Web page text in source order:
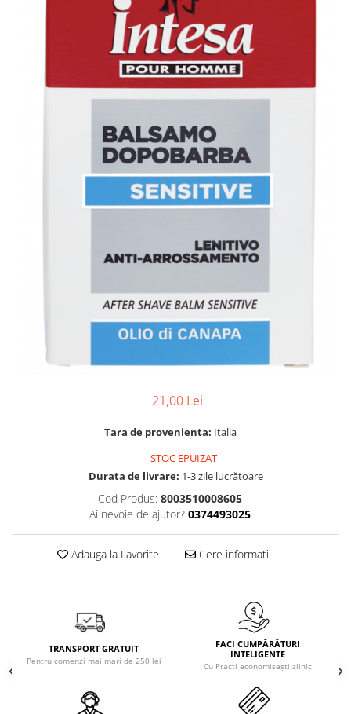
Detergent pardoseala
Echipamente de curăţenie
Folie aluminiu,folie alimentara
Produse de dezinfectare
Indepartarea parului
Pachete de cadouri
Pensula machiaj
Sapun lichid, sapun
Tratament pentru par, conditioner
21,00 Lei
Tara de provenienta: Italia
STOC EPUIZAT
Durata de livrare: 1-3 zile lucrătoare
Cod Produs: 8003510008605
Ai nevoie de ajutor? 0374493025
Adauga la Favorite Cere informatii
TRANSPORT GRATUIT
Pentru comenzi mai mari de 250 lei
FACI CUMPĂRĂTURI
INTELIGENTE
Cu Practi economisești zilnic